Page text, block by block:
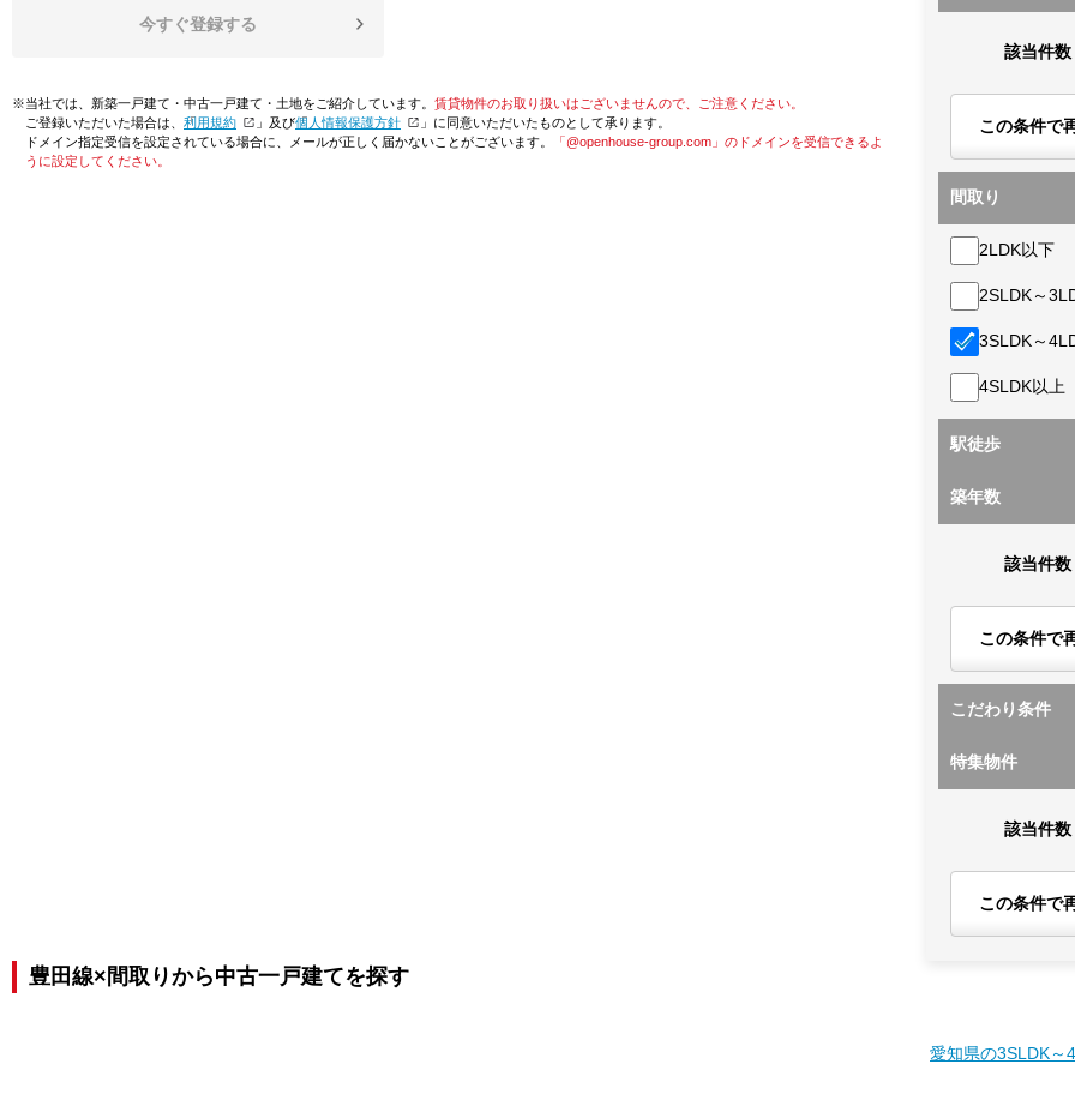
今すぐ登録する
※当社では、新築一戸建て・中古一戸建て・土地をご紹介しています。 賃貸物件のお取り扱いはございませんので、ご注意ください。
ご登録いただいた場合は、「利用規約 」及び「個人情報保護方針
」に同意いただいたものとして承ります。
ドメイン指定受信を設定されている場合に、メールが正しく届かないことがございます。
「@openhouse-group.com」のドメインを受信できるよ
うに設定してください。
該当件数
この条件で
間取り
2LDK以下
2SLDK～
3SLDK～
4SLDK以上
駅徒歩
築年数
該当件数
この条件で
こだわり条件
特集物件
該当件数
この条件で
豊田線×間取りから中古一戸建てを探す
愛知県の3SLDK～